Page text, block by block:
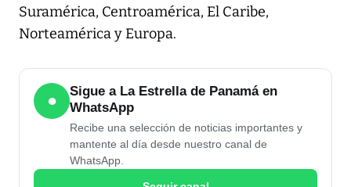
Suramérica, Centroamérica, El Caribe,
Norteamérica y Europa.
●
Sigue a La Estrella de Panamá en
WhatsApp
Recibe una selección de noticias importantes y
mantente al día desde nuestro canal de
WhatsApp.